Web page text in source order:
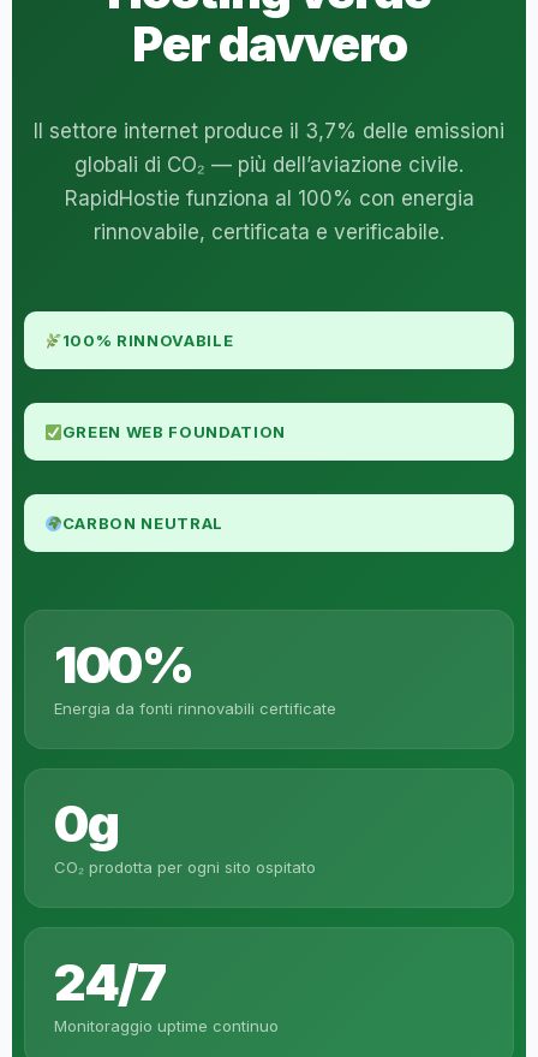
Per davvero
Il settore internet produce il 3,7% delle emissioni
globali di CO₂ — più dell’aviazione civile.
RapidHostie funziona al 100% con energia
rinnovabile, certificata e verificabile.
100% RINNOVABILE
GREEN WEB FOUNDATION
CARBON NEUTRAL
100%
Energia da fonti rinnovabili certificate
0g
CO₂ prodotta per ogni sito ospitato
24/7
Monitoraggio uptime continuo